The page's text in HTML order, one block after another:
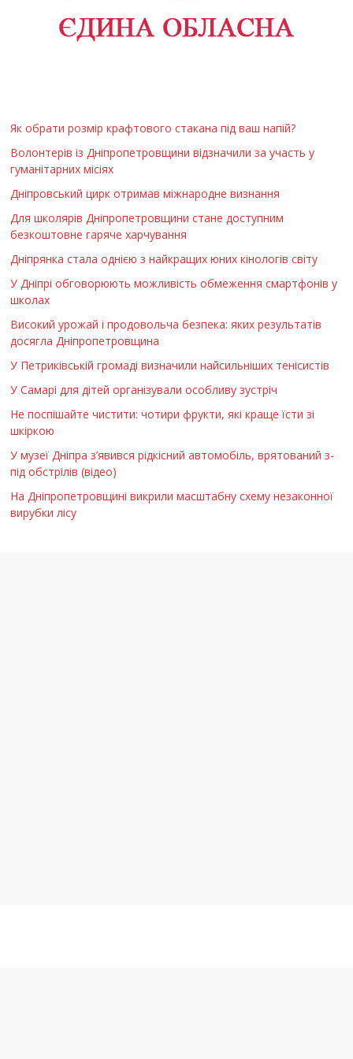
Як обрати розмір крафтового стакана під ваш напій?
Волонтерів із Дніпропетровщини відзначили за участь у
гуманітарних місіях
Дніпровський цирк отримав міжнародне визнання
Для школярів Дніпропетровщини стане доступним
безкоштовне гаряче харчування
Дніпрянка стала однією з найкращих юних кінологів світу
У Дніпрі обговорюють можливість обмеження смартфонів у
школах
Високий урожай і продовольча безпека: яких результатів
досягла Дніпропетровщина
У Петриківській громаді визначили найсильніших тенісистів
У Самарі для дітей організували особливу зустріч
Не поспішайте чистити: чотири фрукти, які краще їсти зі
шкіркою
У музеї Дніпра з’явився рідкісний автомобіль, врятований з-
під обстрілів (відео)
На Дніпропетровщині викрили масштабну схему незаконної
вирубки лісу